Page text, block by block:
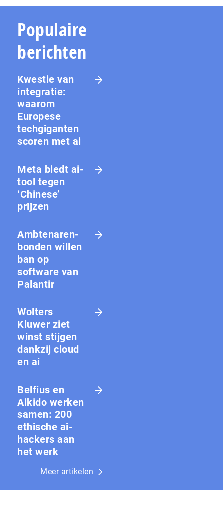
Populaire
berichten
Kwestie van
integratie:
waarom
Europese
techgiganten
scoren met ai
Meta biedt ai-
tool tegen
‘Chinese’
prijzen
Amb­te­na­ren­
bon­den willen
ban op
software van
Palantir
Wolters
Kluwer ziet
winst stijgen
dankzij cloud
en ai
Belfius en
Aikido werken
samen: 200
ethische ai-
hackers aan
het werk
Meer artikelen